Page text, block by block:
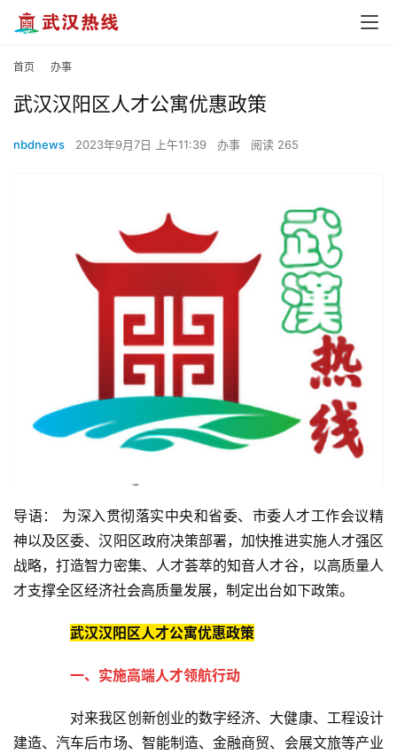
首页 办事
武汉汉阳区人才公寓优惠政策
nbdnews 2023年9月7日 上午11:39 办事 阅读 265
导语： 为深入贯彻落实中央和省委、市委人才工作会议精
神以及区委、汉阳区政府决策部署，加快推进实施人才强区
战略，打造智力密集、人才荟萃的知音人才谷，以高质量人
才支撑全区经济社会高质量发展，制定出台如下政策。
武汉汉阳区人才公寓优惠政策
一、实施高端人才领航行动
对来我区创新创业的数字经济、大健康、工程设计
建造、汽车后市场、智能制造、金融商贸、会展文旅等产业